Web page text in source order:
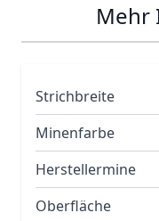
Mehr
Strichbreite
Minenfarbe
Herstellermine
Oberfläche